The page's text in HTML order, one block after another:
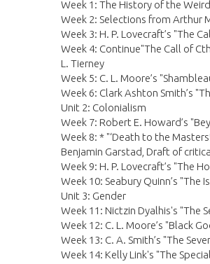
Week 1: The History of the
Week 2: Selections from Arthur
Week 3: H. P. Lovecraft’s "The
Week 4: Continue"The Call of
L. Tierney
Week 5: C. L. Moore’s
Week 6: Clark Ashton Smith’s
Unit 2: Colonialism
Week 7: Robert E. Howard’s
Week 8: * "‘Death to the
Benjamin Garstad, Draft of
Week 9: H. P. Lovecraft’s "The
Week 10: Seabury Quinn’s "The
Unit 3: Gender
Week 11: Nictzin Dyalhis's "The
Week 12: C. L. Moore’s "Black
Week 13: C. A. Smith’s "The
Week 14: Kelly Link's "The